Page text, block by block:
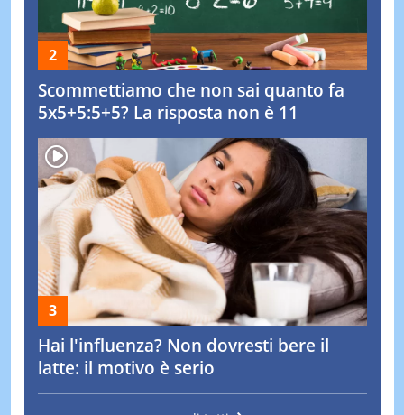
Scommettiamo che non sai quanto fa
5x5+5:5+5? La risposta non è 11
Hai l'influenza? Non dovresti bere il
latte: il motivo è serio